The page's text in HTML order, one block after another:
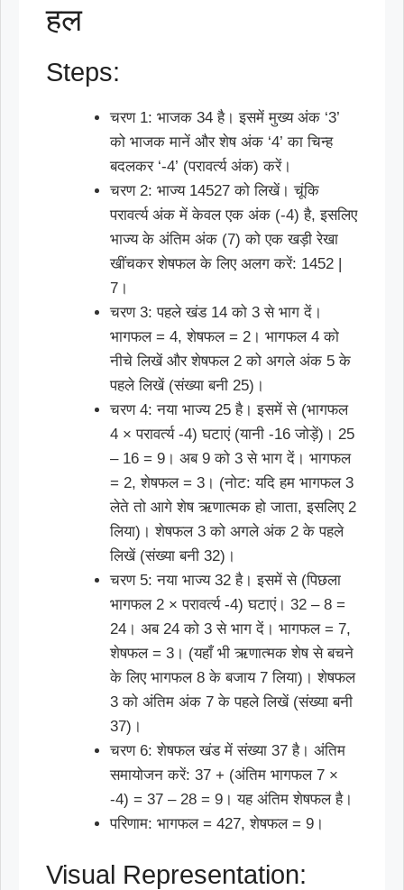
हल
Steps:
चरण 1: भाजक 34 है। इसमें मुख्य अंक ‘3’
को भाजक मानें और शेष अंक ‘4’ का चिन्ह
बदलकर ‘-4’ (परावर्त्य अंक) करें।
चरण 2: भाज्य 14527 को लिखें। चूंकि
परावर्त्य अंक में केवल एक अंक (-4) है, इसलिए
भाज्य के अंतिम अंक (7) को एक खड़ी रेखा
खींचकर शेषफल के लिए अलग करें: 1452 |
7।
चरण 3: पहले खंड 14 को 3 से भाग दें।
भागफल = 4, शेषफल = 2। भागफल 4 को
नीचे लिखें और शेषफल 2 को अगले अंक 5 के
पहले लिखें (संख्या बनी 25)।
चरण 4: नया भाज्य 25 है। इसमें से (भागफल
4 × परावर्त्य -4) घटाएं (यानी -16 जोड़ें)। 25
– 16 = 9। अब 9 को 3 से भाग दें। भागफल
= 2, शेषफल = 3। (नोट: यदि हम भागफल 3
लेते तो आगे शेष ऋणात्मक हो जाता, इसलिए 2
लिया)। शेषफल 3 को अगले अंक 2 के पहले
लिखें (संख्या बनी 32)।
चरण 5: नया भाज्य 32 है। इसमें से (पिछला
भागफल 2 × परावर्त्य -4) घटाएं। 32 – 8 =
24। अब 24 को 3 से भाग दें। भागफल = 7,
शेषफल = 3। (यहाँ भी ऋणात्मक शेष से बचने
के लिए भागफल 8 के बजाय 7 लिया)। शेषफल
3 को अंतिम अंक 7 के पहले लिखें (संख्या बनी
37)।
चरण 6: शेषफल खंड में संख्या 37 है। अंतिम
समायोजन करें: 37 + (अंतिम भागफल 7 ×
-4) = 37 – 28 = 9। यह अंतिम शेषफल है।
परिणाम: भागफल = 427, शेषफल = 9।
Visual Representation: